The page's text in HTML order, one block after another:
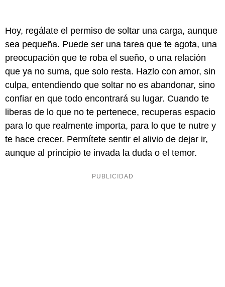
Hoy, regálate el permiso de soltar una carga, aunque
sea pequeña. Puede ser una tarea que te agota, una
preocupación que te roba el sueño, o una relación
que ya no suma, que solo resta. Hazlo con amor, sin
culpa, entendiendo que soltar no es abandonar, sino
confiar en que todo encontrará su lugar. Cuando te
liberas de lo que no te pertenece, recuperas espacio
para lo que realmente importa, para lo que te nutre y
te hace crecer. Permítete sentir el alivio de dejar ir,
aunque al principio te invada la duda o el temor.